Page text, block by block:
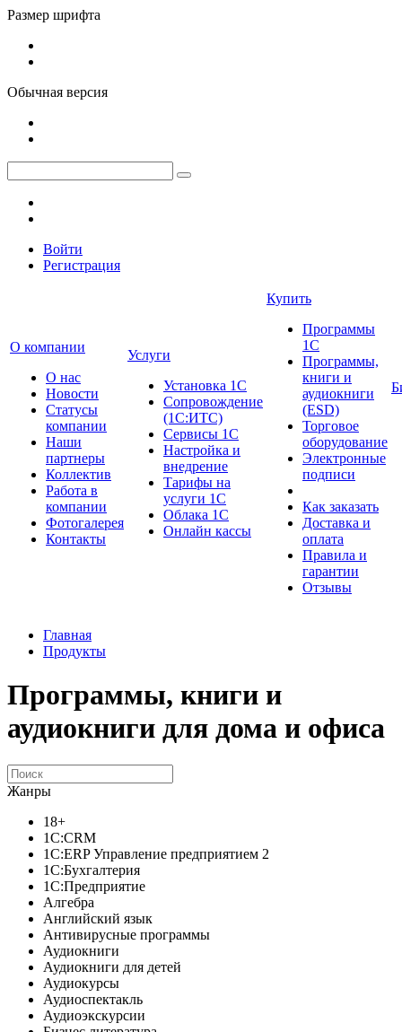
Размер шрифта
Обычная версия
Войти
Регистрация
О компании
О нас
Новости
Cтатусы
компании
Наши
партнеры
Коллектив
Работа в
компании
Фотогалерея
Контакты
Услуги
Установка 1С
Сопровождение
(1С:ИТС)
Сервисы 1С
Настройка и
внедрение
Тарифы на
услуги 1С
Облака 1С
Онлайн кассы
Купить
Программы
1С
Программы,
книги и
аудиокниги
(ESD)
Торговое
оборудование
Электронные
подписи
Как заказать
Доставка и
оплата
Правила и
гарантии
Отзывы
Главная
Продукты
Программы, книги и
аудиокниги для дома и офиса
Жанры
18+
1C:CRM
1С:ERP Управление предприятием 2
1С:Бухгалтерия
1С:Предприятие
Алгебра
Английский язык
Антивирусные программы
Аудиокниги
Аудиокниги для детей
Аудиокурсы
Аудиоспектакль
Аудиоэкскурсии